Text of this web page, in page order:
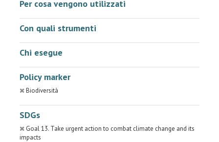
Per cosa vengono utilizzati
Con quali strumenti
Chi esegue
Policy marker
Biodiversità
SDGs
Goal 13. Take urgent action to combat climate change and its
impacts